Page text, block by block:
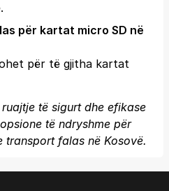
për kartat micro SD në
për të gjitha kartat
të sigurt dhe efikase
të ndryshme për
transport falas në Kosovë.